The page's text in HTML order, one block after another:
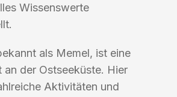
Wissenswerte
als Memel, ist eine
an der Ostseeküste. Hier
Aktivitäten und